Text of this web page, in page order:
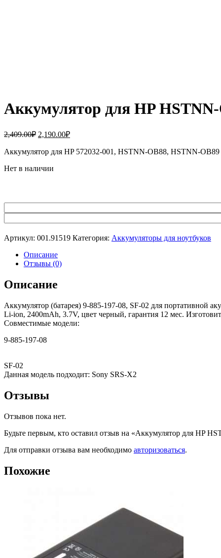
Аккумулятор для HP
2,409.00₽ Первоначальная
составляла
2,190.00₽Текущая
2,190.00₽.
Аккумулятор для HP 572032-001, HSTNN-OB88, HSTNN-
Нет в наличии
Артикул: 001.91519 Категория: Аккумуляторы для ноутбуков
Описание
Отзывы (0)
Описание
Аккумулятор (батарея) 9-885-197-08, SF-02 для портативной
Li-ion, 2400mAh, 3.7V, цвет черный, гарантия 12 мес.
Совместимые модели:
9-885-197-08
SF-02
Данная модель подходит: Sony SRS-X2
Отзывы
Отзывов пока нет.
Будьте первым, кто оставил отзыв на «Аккумулятор для HP
Для отправки отзыва вам необходимо авторизоваться.
Похожие